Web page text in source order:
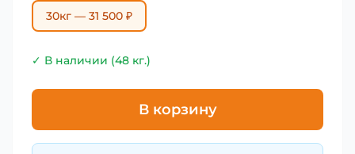
30кг — 31 500 ₽
✓ В наличии (48 кг.)
В корзину